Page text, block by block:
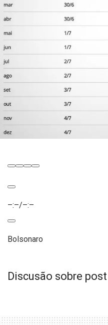
–:–/–:–
Bolsonaro
Discusão sobre post